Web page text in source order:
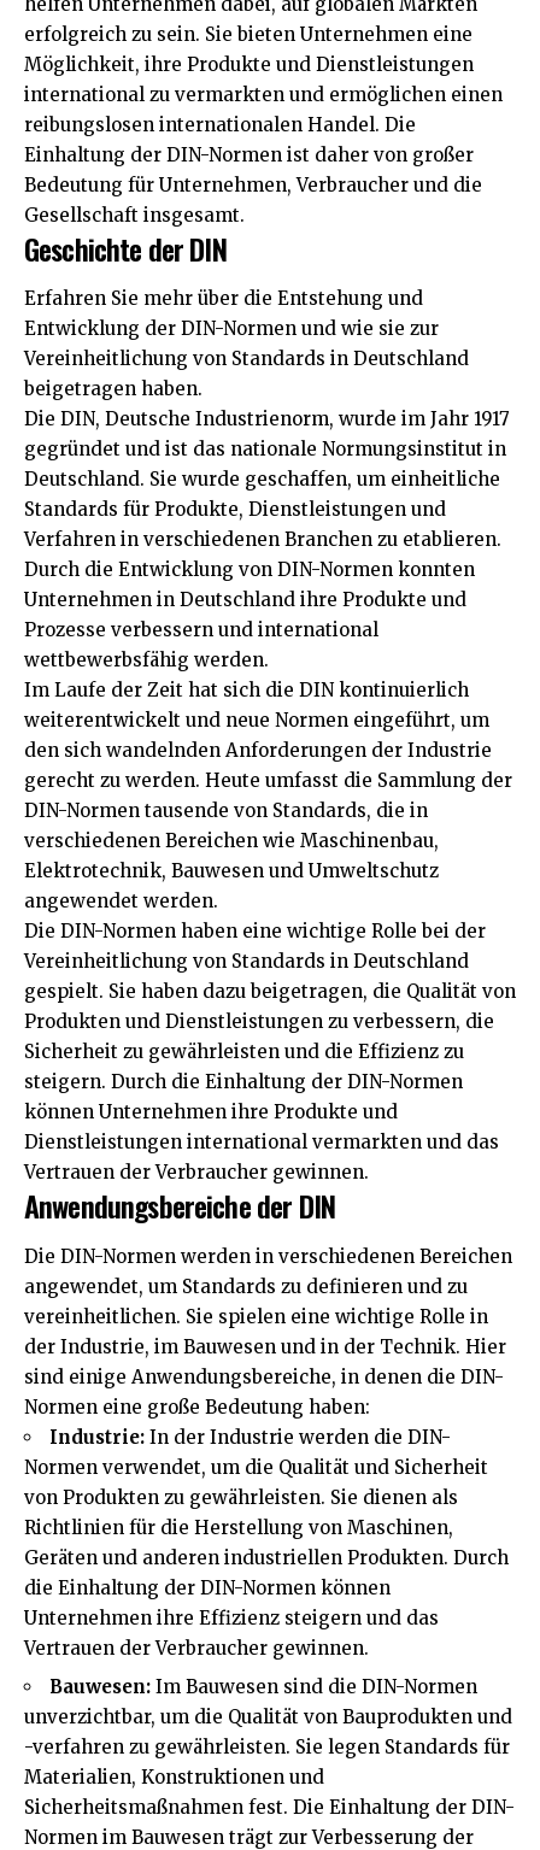
erfolgreich zu sein. Sie bieten Unternehmen eine
Möglichkeit, ihre Produkte und Dienstleistungen
international zu vermarkten und ermöglichen einen
reibungslosen internationalen Handel. Die
Einhaltung der DIN-Normen ist daher von großer
Bedeutung für Unternehmen, Verbraucher und die
Gesellschaft insgesamt.
Geschichte der DIN
Erfahren Sie mehr über die Entstehung und
Entwicklung der DIN-Normen und wie sie zur
Vereinheitlichung von Standards in Deutschland
beigetragen haben.
Die DIN, Deutsche Industrienorm, wurde im Jahr 1917
gegründet und ist das nationale Normungsinstitut in
Deutschland. Sie wurde geschaffen, um einheitliche
Standards für Produkte, Dienstleistungen und
Verfahren in verschiedenen Branchen zu etablieren.
Durch die Entwicklung von DIN-Normen konnten
Unternehmen in Deutschland ihre Produkte und
Prozesse verbessern und international
wettbewerbsfähig werden.
Im Laufe der Zeit hat sich die DIN kontinuierlich
weiterentwickelt und neue Normen eingeführt, um
den sich wandelnden Anforderungen der Industrie
gerecht zu werden. Heute umfasst die Sammlung der
DIN-Normen tausende von Standards, die in
verschiedenen Bereichen wie Maschinenbau,
Elektrotechnik, Bauwesen und Umweltschutz
angewendet werden.
Die DIN-Normen haben eine wichtige Rolle bei der
Vereinheitlichung von Standards in Deutschland
gespielt. Sie haben dazu beigetragen, die Qualität von
Produkten und Dienstleistungen zu verbessern, die
Sicherheit zu gewährleisten und die Effizienz zu
steigern. Durch die Einhaltung der DIN-Normen
können Unternehmen ihre Produkte und
Dienstleistungen international vermarkten und das
Vertrauen der Verbraucher gewinnen.
Anwendungsbereiche der DIN
Die DIN-Normen werden in verschiedenen Bereichen
angewendet, um Standards zu definieren und zu
vereinheitlichen. Sie spielen eine wichtige Rolle in
der Industrie, im Bauwesen und in der Technik. Hier
sind einige Anwendungsbereiche, in denen die DIN-
Normen eine große Bedeutung haben:
Industrie: In der Industrie werden die DIN-
Normen verwendet, um die Qualität und Sicherheit
von Produkten zu gewährleisten. Sie dienen als
Richtlinien für die Herstellung von Maschinen,
Geräten und anderen industriellen Produkten. Durch
die Einhaltung der DIN-Normen können
Unternehmen ihre Effizienz steigern und das
Vertrauen der Verbraucher gewinnen.
Bauwesen: Im Bauwesen sind die DIN-Normen
unverzichtbar, um die Qualität von Bauprodukten und
-verfahren zu gewährleisten. Sie legen Standards für
Materialien, Konstruktionen und
Sicherheitsmaßnahmen fest. Die Einhaltung der DIN-
Normen im Bauwesen trägt zur Verbesserung der